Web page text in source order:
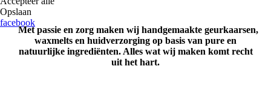
Met passie en zorg maken wij handgemaakte geurkaarsen,
waxmelts en huidverzorging op basis van pure en
natuurlijke ingrediënten. Alles wat wij maken komt recht
uit het hart.
Opslaan
facebook